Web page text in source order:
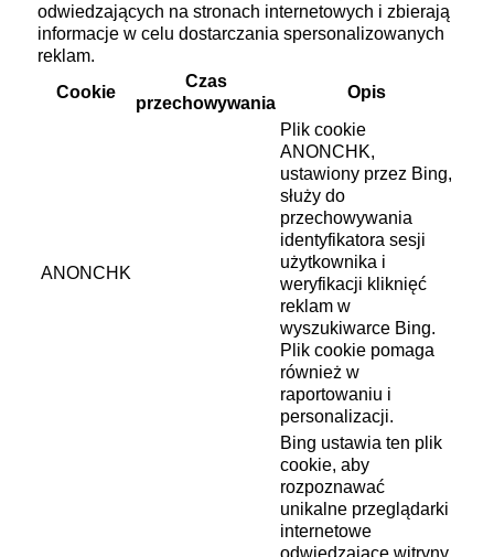
odwiedzających na stronach internetowych i zbierają
informacje w celu dostarczania spersonalizowanych
reklam.
Cookie
Czas
przechowywania
Opis
ANONCHK
Plik cookie
ANONCHK,
ustawiony przez Bing,
służy do
przechowywania
identyfikatora sesji
użytkownika i
weryfikacji kliknięć
reklam w
wyszukiwarce Bing.
Plik cookie pomaga
również w
raportowaniu i
personalizacji.
Bing ustawia ten plik
cookie, aby
rozpoznawać
unikalne przeglądarki
internetowe
odwiedzające witryny